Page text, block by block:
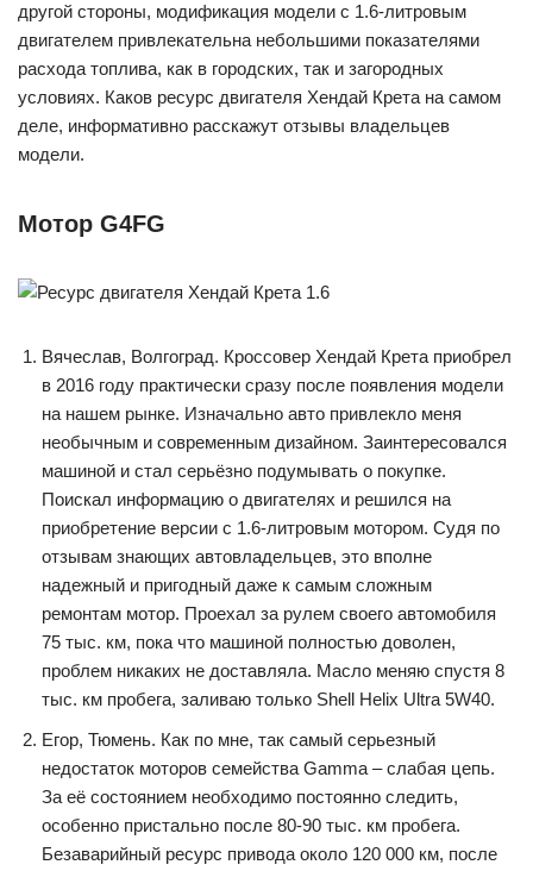
другой стороны, модификация модели с 1.6-литровым
двигателем привлекательна небольшими показателями
расхода топлива, как в городских, так и загородных
условиях. Каков ресурс двигателя Хендай Крета на самом
деле, информативно расскажут отзывы владельцев
модели.
Мотор G4FG
Вячеслав, Волгоград. Кроссовер Хендай Крета приобрел
в 2016 году практически сразу после появления модели
на нашем рынке. Изначально авто привлекло меня
необычным и современным дизайном. Заинтересовался
машиной и стал серьёзно подумывать о покупке.
Поискал информацию о двигателях и решился на
приобретение версии с 1.6-литровым мотором. Судя по
отзывам знающих автовладельцев, это вполне
надежный и пригодный даже к самым сложным
ремонтам мотор. Проехал за рулем своего автомобиля
75 тыс. км, пока что машиной полностью доволен,
проблем никаких не доставляла. Масло меняю спустя 8
тыс. км пробега, заливаю только Shell Helix Ultra 5W40.
Егор, Тюмень. Как по мне, так самый серьезный
недостаток моторов семейства Gamma – слабая цепь.
За её состоянием необходимо постоянно следить,
особенно пристально после 80-90 тыс. км пробега.
Безаварийный ресурс привода около 120 000 км, после